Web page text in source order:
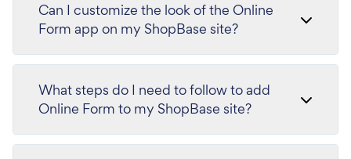
Can I customize the look of the Online
Form app on my ShopBase site?
What steps do I need to follow to add
Online Form to my ShopBase site?